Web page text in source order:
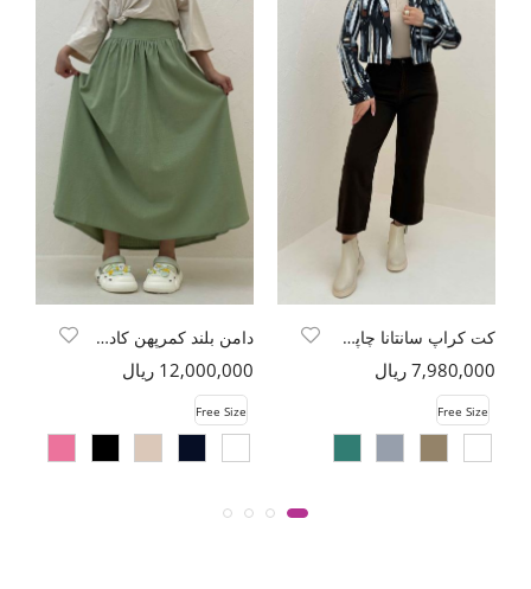
کت کراپ سانتانا چاپی لئا
7,980,000 ریال
Free Size
دامن بلند کمرپهن کادنزا
12,000,000 ریال
Free Size